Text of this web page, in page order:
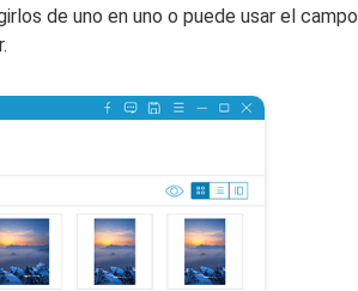
de uno en uno o puede usar el campo